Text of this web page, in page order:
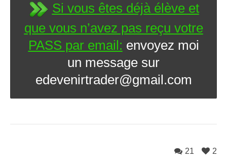
Si vous êtes déjà élève et
que vous n’avez pas reçu votre
PASS par email: envoyez moi
un message sur
edevenirtrader@gmail.com
2
21